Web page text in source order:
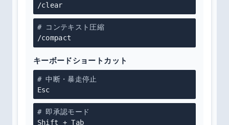
/clear
# コンテキスト圧縮
/compact
キーボードショートカット
# 中断・暴走停止
Esc
# 即承認モード
Shift + Tab